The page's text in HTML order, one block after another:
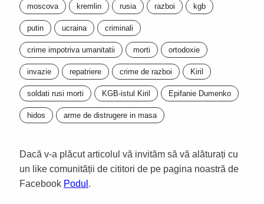
moscova kremlin rusia razboi kgb
putin ucraina criminali
crime impotriva umanitatii morti ortodoxie
invazie repatriere crime de razboi Kiril
soldati rusi morti KGB-istul Kiril Epifanie Dumenko
hidos arme de distrugere in masa
Dacă v-a plăcut articolul vă invităm să vă alăturați cu
un like comunității de cititori de pe pagina noastră de
Facebook Podul .